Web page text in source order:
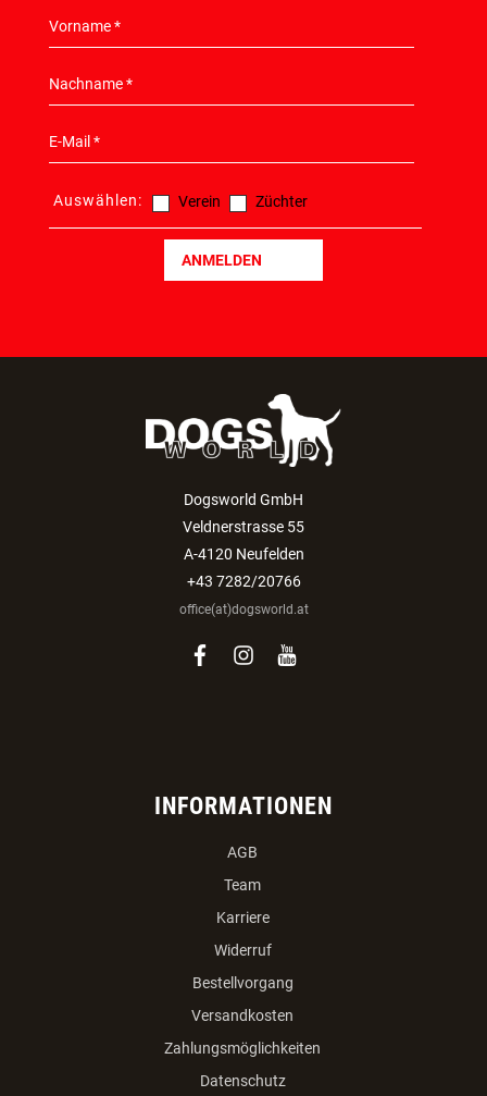
Auswählen: Verein Züchter
ANMELDEN
Dogsworld GmbH
Veldnerstrasse 55
A-4120 Neufelden
+43 7282/20766
office(at)dogsworld.at
facebook
instagram
youtube
INFORMATIONEN
AGB
Team
Karriere
Widerruf
Bestellvorgang
Versandkosten
Zahlungsmöglichkeiten
Datenschutz